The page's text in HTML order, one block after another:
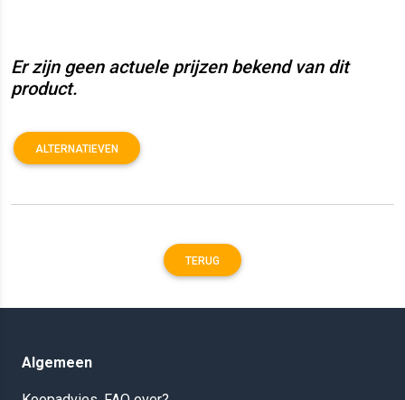
Er zijn geen actuele prijzen bekend van dit
product.
ALTERNATIEVEN
TERUG
Algemeen